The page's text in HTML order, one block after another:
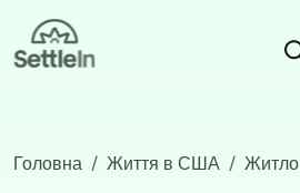
Skip to main content
Головна Життя в США Житло